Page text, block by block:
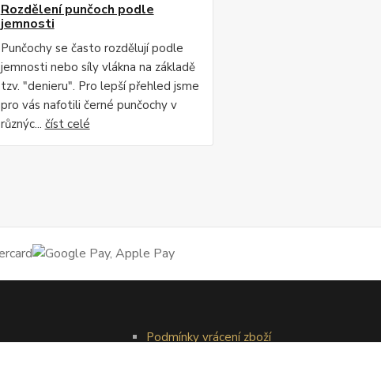
Rozdělení punčoch podle
jemnosti
Punčochy se často rozdělují podle
jemnosti nebo síly vlákna na základě
tzv. "denieru". Pro lepší přehled jsme
pro vás nafotili černé punčochy v
různýc... číst celé
Podmínky vrácení zboží